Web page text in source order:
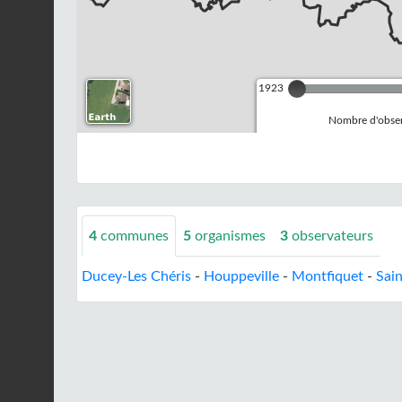
1923
Nombre
4 communes 5 organismes 3 observateurs
Ducey-Les Chéris - Houppeville - Montfiquet -